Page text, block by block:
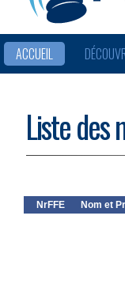
ACCUEIL
Liste des
NrFFE Nom et